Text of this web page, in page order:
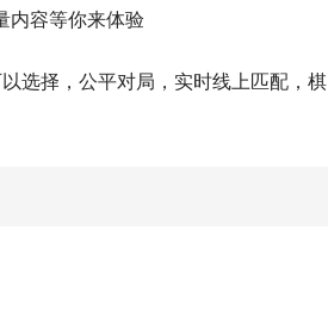
内容等你来体验
选择，公平对局，实时线上匹配，棋